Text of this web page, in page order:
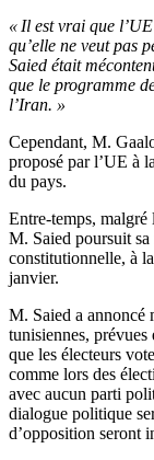
« Il est vrai que
qu’elle ne veut pas
Saied était
que le programme
l’Iran. »
Cependant, M.
proposé par l’UE à
du pays.
Entre-temps,
M. Saied poursuit
constitutionnelle, à
janvier.
M. Saied a annoncé
tunisiennes, prévues
que les électeurs
comme lors des
avec aucun parti
dialogue politique
d’opposition seront